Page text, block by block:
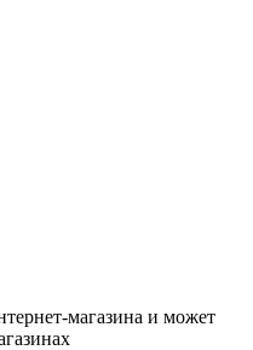
магазина и может